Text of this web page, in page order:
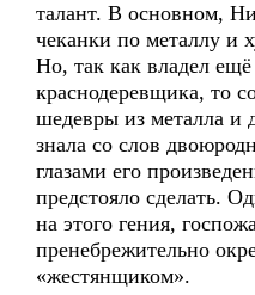
талант. В основном,
чеканки по металлу и
Но, так как владел
краснодеревщика, то
шедевры из металла и
знала со слов
глазами его
предстояло сделать.
на этого гения,
пренебрежительно
«жестянщиком».